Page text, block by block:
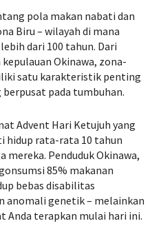
pola makan nabati dan
Biru – wilayah di mana
dari 100 tahun. Dari
Okinawa, zona-
satu karakteristik penting
berpusat pada tumbuhan.
Advent Hari Ketujuh yang
hidup rata-rata 10 tahun
Penduduk Okinawa,
85% makanan
bebas disabilitas
anomali genetik – melainkan
Anda terapkan mulai hari ini.